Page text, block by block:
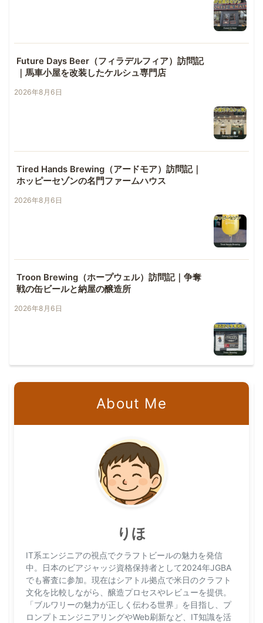
Future Days Beer（フィラデルフィア）訪問記
｜馬車小屋を改装したケルシュ専門店
2026年8月6日
Tired Hands Brewing（アードモア）訪問記｜
ホッピーセゾンの名門ファームハウス
2026年8月6日
Troon Brewing（ホープウェル）訪問記｜争奪
戦の缶ビールと納屋の醸造所
2026年8月6日
About Me
りほ
IT系エンジニアの視点でクラフトビールの魅力を発信
中。日本のビアジャッジ資格保持者として2024年JGBA
でも審査に参加。現在はシアトル拠点で米日のクラフト
文化を比較しながら、醸造プロセスやレビューを提供。
「ブルワリーの魅力が正しく伝わる世界」を目指し、プ
ロンプトエンジニアリングやWeb刷新など、IT知識を活